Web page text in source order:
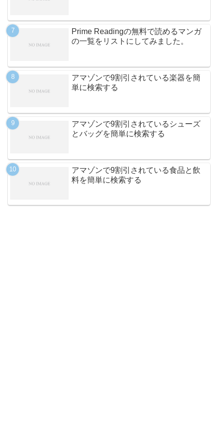
Prime Readingの無料で読めるマンガ
の一覧をリストにしてみました。
アマゾンで9割引されている楽器を簡
単に検索する
アマゾンで9割引されているシューズ
とバッグを簡単に検索する
アマゾンで9割引されている食品と飲
料を簡単に検索する